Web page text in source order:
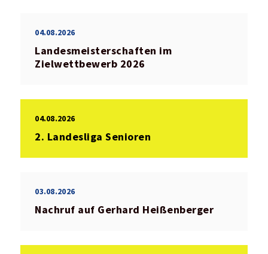
04.08.2026
Landesmeisterschaften im
Zielwettbewerb 2026
04.08.2026
2. Landesliga Senioren
03.08.2026
Nachruf auf Gerhard Heißenberger